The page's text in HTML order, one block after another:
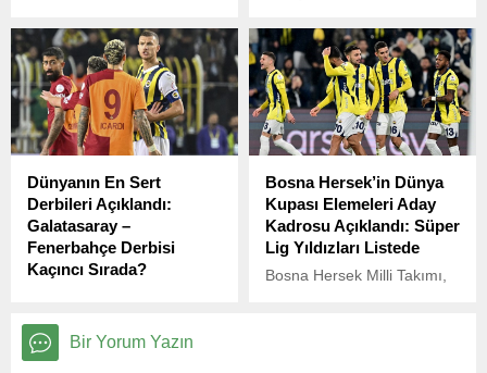
heyecanı başlıyor. Türkiye
Futbol Federasyonu (TFF)
tarafından yapılan
açıklamaya göre, yeni
sezonun fikstür çekimi 4
Temmuz Cuma günü
Acıbadem Altunizade
Hastanesi’nde sağlık
kontrolünden geçti.
Dünyanın En Sert
Derbileri Açıklandı:
Galatasaray –
Fenerbahçe Derbisi
Kaçıncı Sırada?
dünyanın en sert derbilerini
sıraladı ve Süper Lig’in iki
Bosna Hersek’in Dünya
Kupası Elemeleri Aday
Kadrosu Açıklandı: Süper
Lig Yıldızları Listede
Bosna Hersek Milli Takımı,
Bir Yorum Yazın